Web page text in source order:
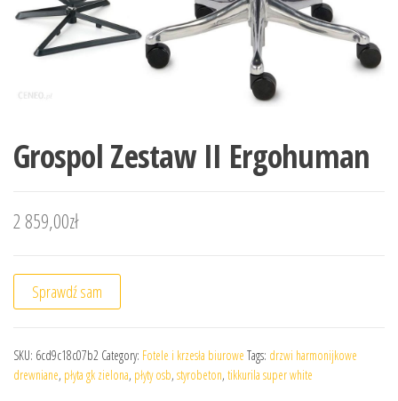
Grospol Zestaw II Ergohuman
2 859,00zł
Sprawdź sam
SKU: 6cd9c18c07b2 Category: Fotele i krzesła biurowe Tags: drzwi harmonijkowe
drewniane, płyta gk zielona, płyty osb, styrobeton, tikkurila super white